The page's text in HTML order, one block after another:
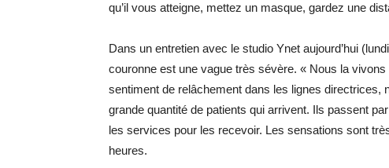
qu’il vous atteigne, mettez un masque, gardez une
Dans un entretien avec le studio Ynet aujourd’hui
couronne est une vague très sévère. « Nous la vivons
sentiment de relâchement dans les lignes directrices,
grande quantité de patients qui arrivent. Ils passent
les services pour les recevoir. Les sensations sont
heures.